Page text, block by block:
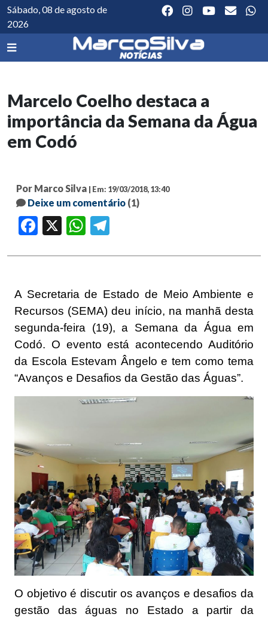
Sábado, 08 de agosto de
2026
Marcelo Coelho destaca a
importância da Semana da Água
em Codó
Por Marco Silva | Em: 19/03/2018, 13:40
Deixe um comentário (1)
Facebook WhatsApp
A Secretaria de Estado de Meio Ambiente e
Recursos (SEMA) deu início, na manhã desta
segunda-feira (19), a Semana da Água em
Codó. O evento está acontecendo Auditório
da Escola Estevam Ângelo e tem como tema
“Avanços e Desafios da Gestão das Águas”.
O objetivo é discutir os avanços e desafios da
gestão das águas no Estado a partir da